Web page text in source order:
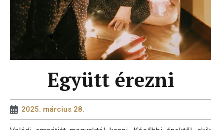
Együtt érezni
2025. március 28.